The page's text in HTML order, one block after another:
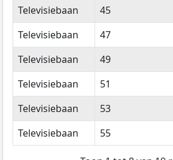
Televisiebaan
45
Televisiebaan
47
Televisiebaan
49
Televisiebaan
51
Televisiebaan
53
Televisiebaan
55